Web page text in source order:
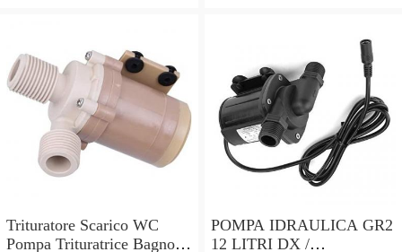
Trituratore Scarico WC
Pompa Trituratrice Bagno
POMPA IDRAULICA GR2
12 LITRI DX /